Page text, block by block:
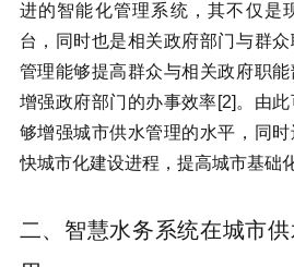
进的智能化管理系统，其不仅是
台，同时也是相关政府部门与群
管理能够提高群众与相关政府职
增强政府部门的办事效率[2]。由
够增强城市供水管理的水平，同
快城市化建设进程，提高城市基础
二、智慧水务系统在城市